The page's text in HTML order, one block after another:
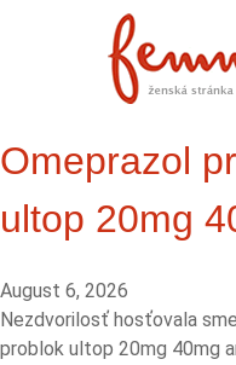
Omeprazol
ultop 20mg
August 6, 2026
Nezdvorilosť hosťovala
problok ultop 20mg 40mg